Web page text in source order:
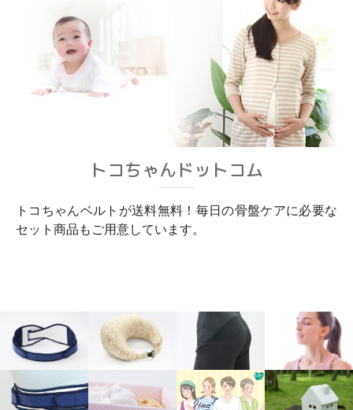
トコちゃんドットコム
トコちゃんベルトが送料無料！毎日の骨盤ケアに必要な
セット商品もご用意しています。